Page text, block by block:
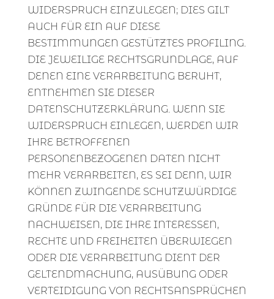
WIDERSPRUCH EINZULEGEN; DIES GILT
AUCH FÜR EIN AUF DIESE
BESTIMMUNGEN GESTÜTZTES PROFILING.
DIE JEWEILIGE RECHTSGRUNDLAGE, AUF
DENEN EINE VERARBEITUNG BERUHT,
ENTNEHMEN SIE DIESER
DATENSCHUTZERKLÄRUNG. WENN SIE
WIDERSPRUCH EINLEGEN, WERDEN WIR
IHRE BETROFFENEN
PERSONENBEZOGENEN DATEN NICHT
MEHR VERARBEITEN, ES SEI DENN, WIR
KÖNNEN ZWINGENDE SCHUTZWÜRDIGE
GRÜNDE FÜR DIE VERARBEITUNG
NACHWEISEN, DIE IHRE INTERESSEN,
RECHTE UND FREIHEITEN ÜBERWIEGEN
ODER DIE VERARBEITUNG DIENT DER
GELTENDMACHUNG, AUSÜBUNG ODER
VERTEIDIGUNG VON RECHTSANSPRÜCHEN